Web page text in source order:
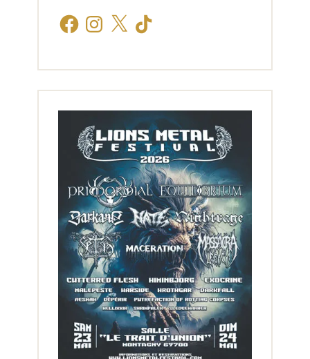
FacebookInstagram
X TikTok